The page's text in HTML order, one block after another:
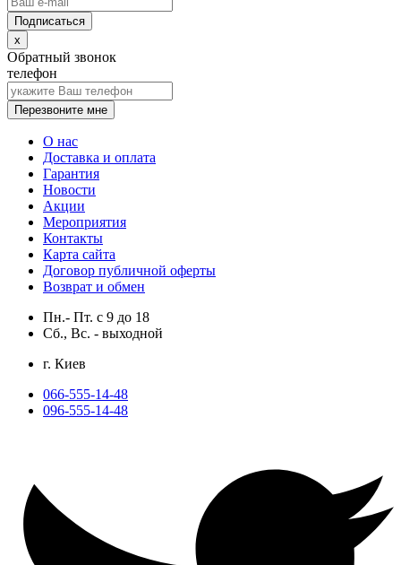
x
Обратный звонок
телефон
Перезвоните мне
О нас
Доставка и оплата
Гарантия
Новости
Акции
Мероприятия
Контакты
Карта сайта
Договор публичной оферты
Возврат и обмен
Пн.- Пт. с 9 до 18
Сб., Вс. - выходной
г. Киев
066-555-14-48
096-555-14-48